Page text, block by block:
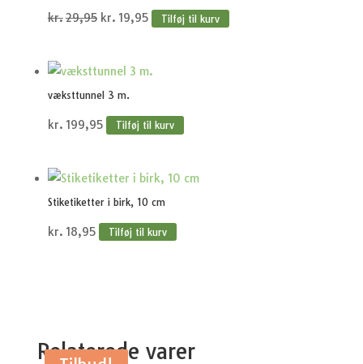
kr.29,95 Den
kr.29,95.
kr. 19,95DenTilføj til kurv
væksttunnel 3 m.
kr. 199,95 Tilføj til kurv
Stiketiketter i birk, 10 cm
kr. 18,95 Tilføj til kurv
Relaterede varer